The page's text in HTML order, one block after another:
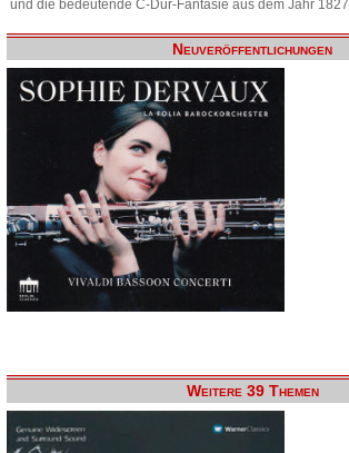
und die bedeutende C-Dur-Fantasie aus dem Jahr 1827.
Neuveröffentlichungen
Weitere 39 Themen